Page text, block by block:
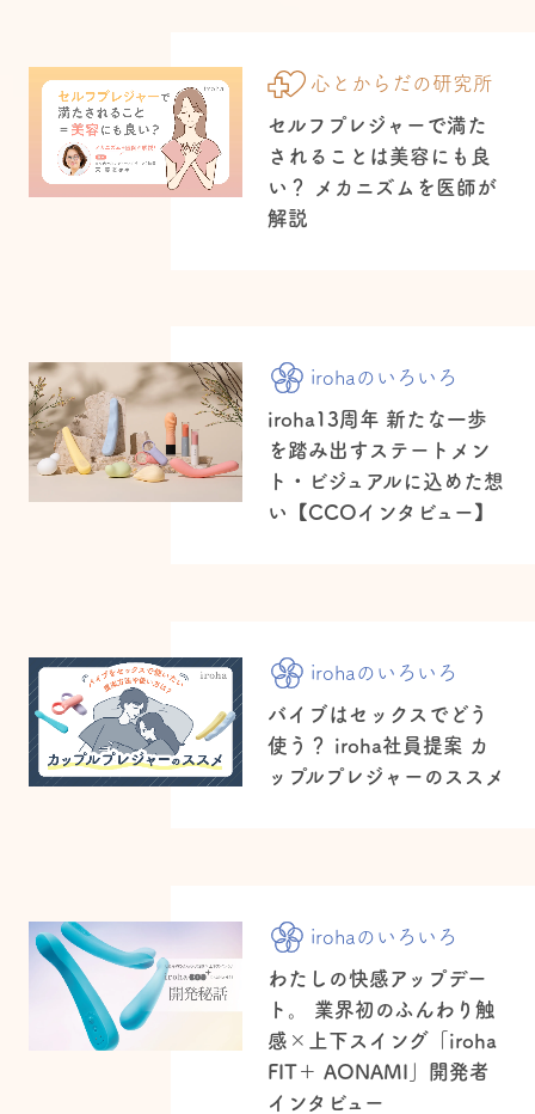
心とからだの研究所
セルフプレジャーで満た
されることは美容にも良
い？ メカニズムを医師が
解説
irohaのいろいろ
iroha13周年 新たな一歩
を踏み出すステートメン
ト・ビジュアルに込めた想
い【CCOインタビュー】
irohaのいろいろ
バイブはセックスでどう
使う？ iroha社員提案 カ
ップルプレジャーのススメ
irohaのいろいろ
わたしの快感アップデー
ト。 業界初のふんわり触
感×上下スイング「iroha
FIT＋ AONAMI」開発者
インタビュー